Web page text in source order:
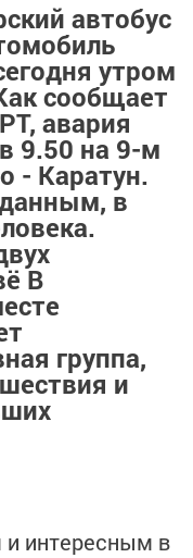
автобус
утром
сообщает
авария
9.50 на 9-м
- Каратун.
в
В
группа,
и
интересным в